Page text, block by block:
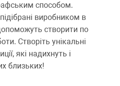
способом.
виробником в
створити по
Створіть унікальні
які надихнуть і
близьких!